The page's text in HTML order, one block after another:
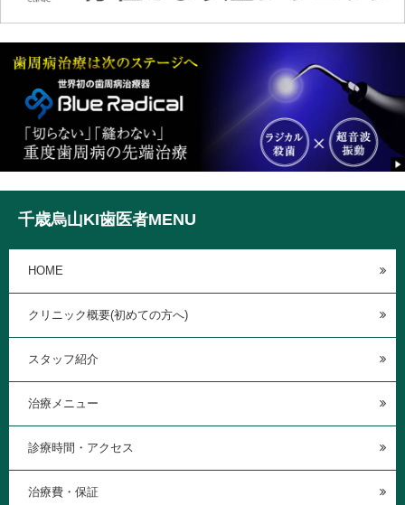
千歳烏山KI歯医者MENU
HOME
クリニック概要(初めての方へ)
スタッフ紹介
治療メニュー
診療時間・アクセス
治療費・保証